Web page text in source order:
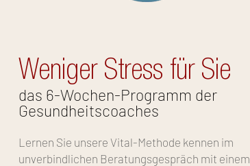
Weniger Stress für Sie
das 6-Wochen-Programm der
Gesundheitscoaches
Lernen Sie unsere Vital-Methode kennen im
unverbindlichen Beratungsgespräch mit einem